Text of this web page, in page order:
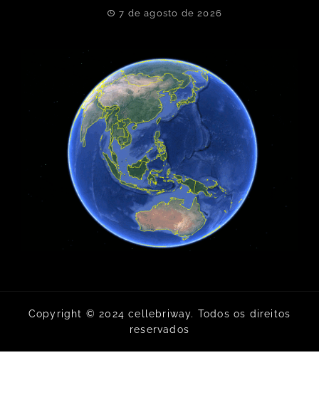
7 de agosto de 2026
Copyright © 2024 cellebriway. Todos os direitos
reservados